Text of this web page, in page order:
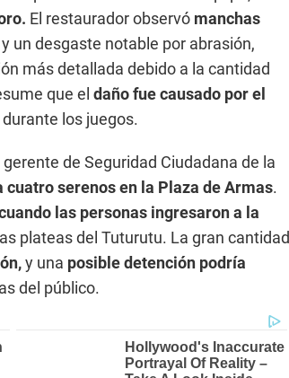
El restaurador observó manchas
y un desgaste notable por abrasión,
más detallada debido a la cantidad
que el daño fue causado por el
durante los juegos.
de Seguridad Ciudadana de la
cuatro serenos en la Plaza de Armas.
las personas ingresaron a la
plateas del Tuturutu. La gran cantidad
y una posible detención podría
del público.